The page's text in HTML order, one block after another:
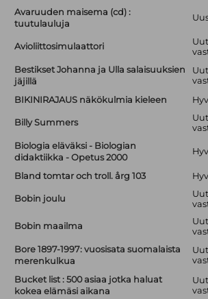
Avaruuden maisema (cd) :
tuutulauluja
Avioliittosimulaattori
Bestikset Johanna ja Ulla salaisuuksien
jäjillä
BIKINIRAJAUS näkökulmia kieleen
Billy Summers
Biologia eläväksi - Biologian
didaktiikka - Opetus 2000
Bland tomtar och troll. årg 103
Bobin joulu
Bobin maailma
Bore 1897-1997: vuosisata suomalaista
merenkulkua
Bucket list : 500 asiaa jotka haluat
kokea elämäsi aikana